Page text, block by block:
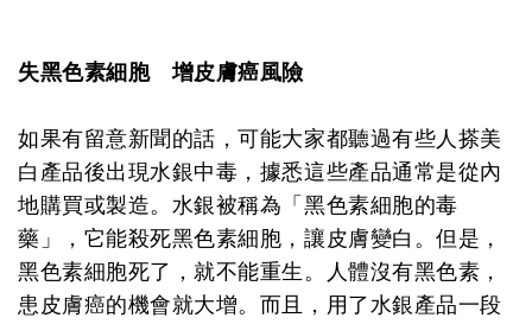
失黑色素細胞 增皮膚癌風險
如果有留意新聞的話，可能大家都聽過有些人搽美
白產品後出現水銀中毒，據悉這些產品通常是從內
地購買或製造。水銀被稱為「黑色素細胞的毒
藥」，它能殺死黑色素細胞，讓皮膚變白。但是，
黑色素細胞死了，就不能重生。人體沒有黑色素，
患皮膚癌的機會就大增。而且，用了水銀產品一段